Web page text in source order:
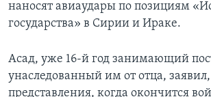
наносят авиаудары по позициям
государства» в Сирии и Ираке.
Асад, уже 16-й год занимающий
унаследованный им от отца,
представления, когда окончится